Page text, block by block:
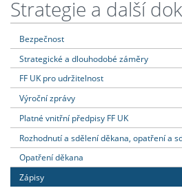
Strategie a další
Bezpečnost
Strategické a dlouhodobé záměry
FF UK pro udržitelnost
Výroční zprávy
Platné vnitřní předpisy FF UK
Rozhodnutí a sdělení děkana, opatření a
Opatření děkana
Zápisy